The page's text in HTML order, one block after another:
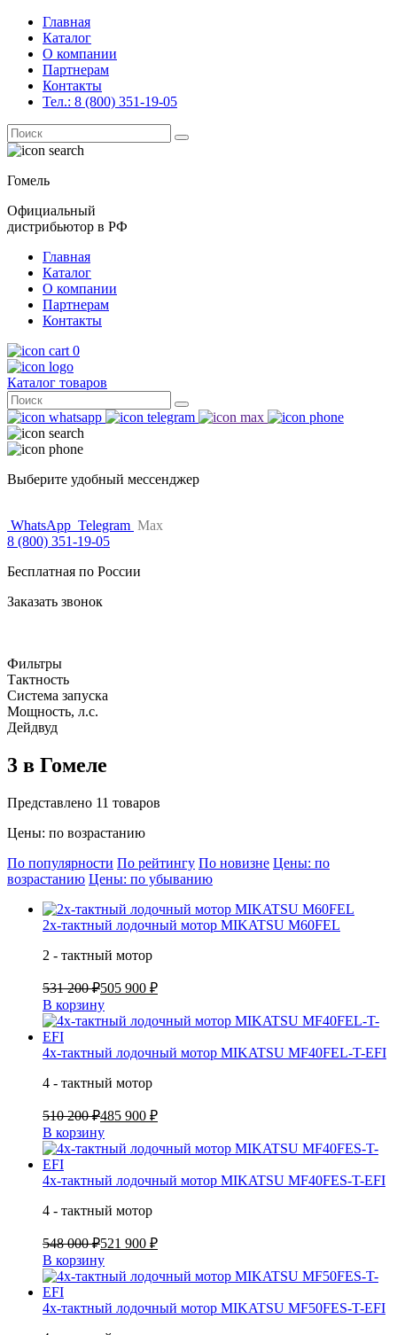
Главная
Каталог
О компании
Партнерам
Контакты
Тел.: 8 (800) 351-19-05
Поиск
for:
Гомель
Официальный
дистрибьютор в РФ
Главная
Каталог
О компании
Партнерам
Контакты
0
Каталог товаров
Поиск
for:
Выберите удобный мессенджер
WhatsApp Telegram Max
8 (800) 351-19-05
Бесплатная по России
Заказать звонок
Фильтры
Тактность
Система запуска
Мощность, л.с.
Дейдвуд
3 в Гомеле
Представлено 11 товаров
Цены: по возрастанию
По популярности По рейтингу По новизне Цены: по
возрастанию Цены: по убыванию
2х-тактный лодочный мотор MIKATSU M60FEL
2 - тактный мотор
531 200 ₽505 900 ₽
В корзину
4х-тактный лодочный мотор MIKATSU MF40FEL-T-EFI
4 - тактный мотор
510 200 ₽485 900 ₽
В корзину
4х-тактный лодочный мотор MIKATSU MF40FES-T-EFI
4 - тактный мотор
548 000 ₽521 900 ₽
В корзину
4х-тактный лодочный мотор MIKATSU MF50FES-T-EFI